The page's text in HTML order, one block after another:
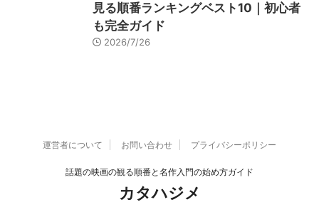
見る順番ランキングベスト10｜初心者
も完全ガイド
2026/7/26
運営者について お問い合わせ プライバシーポリシー
話題の映画の観る順番と名作入門の始め方ガイド
カタハジメ